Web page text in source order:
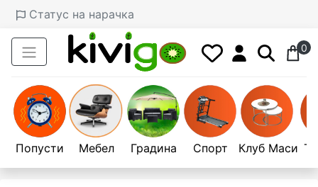
Статус на нарачка
0
Попусти Мебел Градина Спорт Клуб Маси